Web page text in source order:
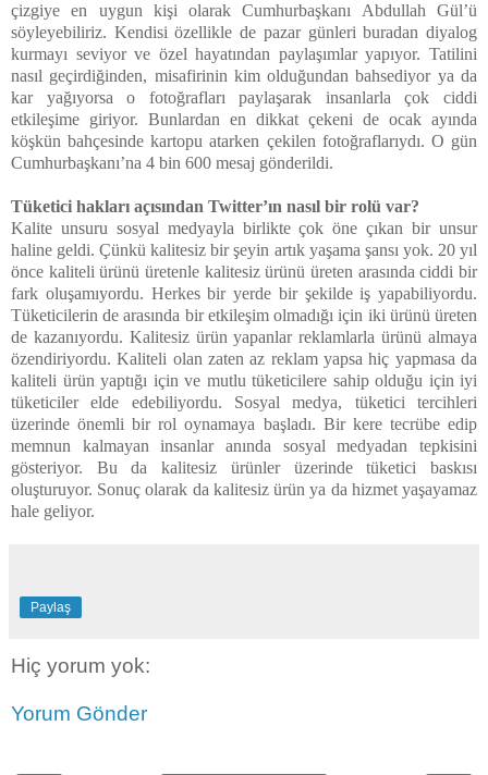
çizgiye en uygun kişi olarak Cumhurbaşkanı Abdullah Gül’ü
söyleyebiliriz. Kendisi özellikle de pazar günleri buradan diyalog
kurmayı seviyor ve özel hayatından paylaşımlar yapıyor. Tatilini
nasıl geçirdiğinden, misafirinin kim olduğundan bahsediyor ya da
kar yağıyorsa o fotoğrafları paylaşarak insanlarla çok ciddi
etkileşime giriyor. Bunlardan en dikkat çekeni de ocak ayında
köşkün bahçesinde kartopu atarken çekilen fotoğraflarıydı. O gün
Cumhurbaşkanı’na 4 bin 600 mesaj gönderildi.
Tüketici hakları açısından Twitter’ın nasıl bir rolü var?
Kalite unsuru sosyal medyayla birlikte çok öne çıkan bir unsur
haline geldi. Çünkü kalitesiz bir şeyin artık yaşama şansı yok. 20 yıl
önce kaliteli ürünü üretenle kalitesiz ürünü üreten arasında ciddi bir
fark oluşamıyordu. Herkes bir yerde bir şekilde iş yapabiliyordu.
Tüketicilerin de arasında bir etkileşim olmadığı için iki ürünü üreten
de kazanıyordu. Kalitesiz ürün yapanlar reklamlarla ürünü almaya
özendiriyordu. Kaliteli olan zaten az reklam yapsa hiç yapmasa da
kaliteli ürün yaptığı için ve mutlu tüketicilere sahip olduğu için iyi
tüketiciler elde edebiliyordu. Sosyal medya, tüketici tercihleri
üzerinde önemli bir rol oynamaya başladı. Bir kere tecrübe edip
memnun kalmayan insanlar anında sosyal medyadan tepkisini
gösteriyor. Bu da kalitesiz ürünler üzerinde tüketici baskısı
oluşturuyor. Sonuç olarak da kalitesiz ürün ya da hizmet yaşayamaz
hale geliyor.
Paylaş
Hiç yorum yok:
Yorum Gönder